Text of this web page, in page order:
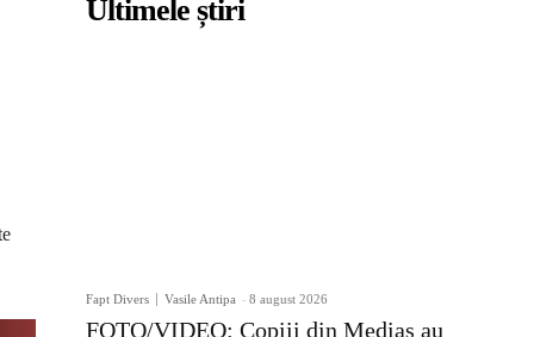
Ultimele știri
Fapt Divers Vasile Antipa - 8 august 2026
FOTO/VIDEO: Copiii din Mediaș au